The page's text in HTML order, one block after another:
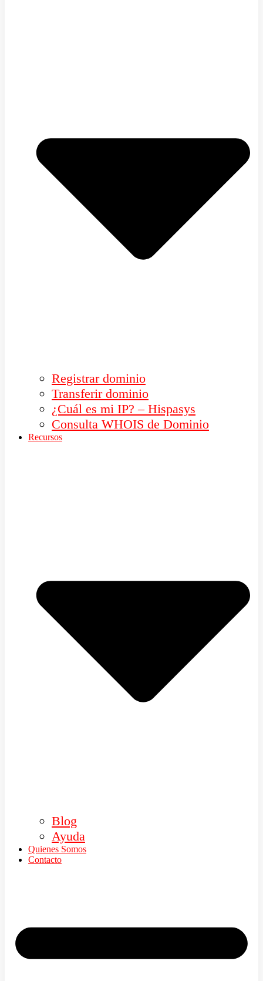
Registrar dominio
Transferir dominio
¿Cuál es mi IP? – Hispasys
Consulta WHOIS de Dominio
Recursos
Blog
Ayuda
Quienes Somos
Contacto